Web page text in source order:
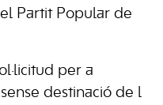
Partit Popular de
per a
destinació de l